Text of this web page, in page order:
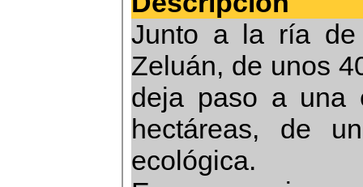
Junto a la ría de
Zeluán, de unos
deja paso a una
hectáreas, de
ecológica.